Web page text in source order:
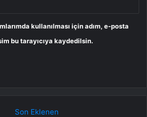
kullanılması için adım, e-posta
bu tarayıcıya kaydedilsin.
Son Eklenen